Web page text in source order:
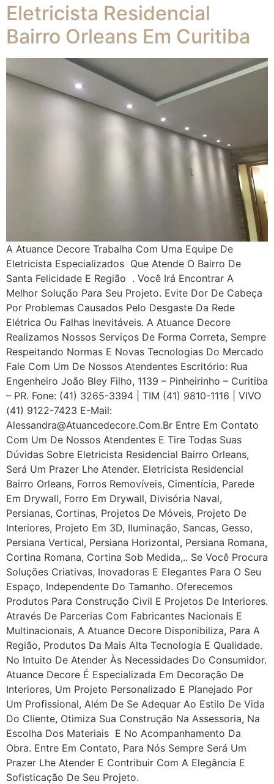
Eletricista Residencial
Bairro Orleans Em Curitiba
A Atuance Decore Trabalha Com Uma Equipe De
Eletricista Especializados Que Atende O Bairro De
Santa Felicidade E Região . Você Irá Encontrar A
Melhor Solução Para Seu Projeto. Evite Dor De Cabeça
Por Problemas Causados Pelo Desgaste Da Rede
Elétrica Ou Falhas Inevitáveis. A Atuance Decore
Realizamos Nossos Serviços De Forma Correta, Sempre
Respeitando Normas E Novas Tecnologias Do Mercado
Fale Com Um De Nossos Atendentes Escritório: Rua
Engenheiro João Bley Filho, 1139 – Pinheirinho – Curitiba
– PR. Fone: (41) 3265-3394 | TIM (41) 9810-1116 | VIVO
(41) 9122-7423 E-Mail:
Alessandra@atuancedecore.com.br Entre Em Contato
Com Um De Nossos Atendentes E Tire Todas Suas
Dúvidas Sobre Eletricista Residencial Bairro Orleans,
Será Um Prazer Lhe Atender. Eletricista Residencial
Bairro Orleans, Forros Removíveis, Cimentícia, Parede
Em Drywall, Forro Em Drywall, Divisória Naval,
Persianas, Cortinas, Projetos De Móveis, Projeto De
Interiores, Projeto Em 3D, Iluminação, Sancas, Gesso,
Persiana Vertical, Persiana Horizontal, Persiana Romana,
Cortina Romana, Cortina Sob Medida,.. Se Você Procura
Soluções Criativas, Inovadoras E Elegantes Para O Seu
Espaço, Independente Do Tamanho. Oferecemos
Produtos Para Construção Civil E Projetos De Interiores.
Através De Parcerias Com Fabricantes Nacionais E
Multinacionais, A Atuance Decore Disponibiliza, Para A
Região, Produtos Da Mais Alta Tecnologia E Qualidade.
No Intuito De Atender Às Necessidades Do Consumidor.
Atuance Decore É Especializada Em Decoração De
Interiores, Um Projeto Personalizado E Planejado Por
Um Profissional, Além De Se Adequar Ao Estilo De Vida
Do Cliente, Otimiza Sua Construção Na Assessoria, Na
Escolha Dos Materiais E No Acompanhamento Da
Obra. Entre Em Contato, Para Nós Sempre Será Um
Prazer Lhe Atender E Contribuir Com A Elegância E
Sofisticação De Seu Projeto.